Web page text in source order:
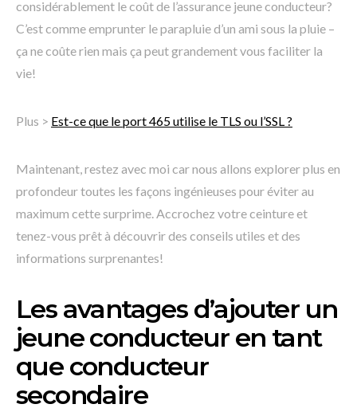
considérablement le coût de l’assurance jeune conducteur?
C’est comme emprunter le parapluie d’un ami sous la pluie –
ça ne coûte rien mais ça peut grandement vous faciliter la
vie!
Plus > Est-ce que le port 465 utilise le TLS ou l’SSL ?
Maintenant, restez avec moi car nous allons explorer plus en
profondeur toutes les façons ingénieuses pour éviter au
maximum cette surprime. Accrochez votre ceinture et
tenez-vous prêt à découvrir des conseils utiles et des
informations surprenantes!
Les avantages d’ajouter un
jeune conducteur en tant
que conducteur
secondaire